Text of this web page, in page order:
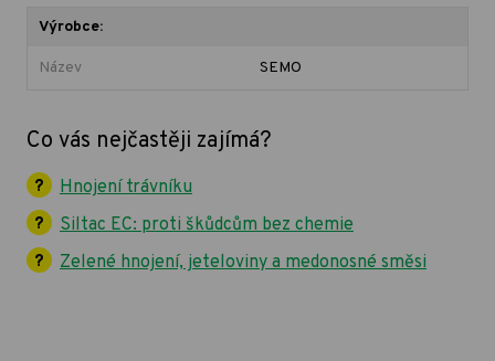
Výrobce:
Název SEMO
Co vás nejčastěji zajímá?
Hnojení trávníku
Siltac EC: proti škůdcům bez chemie
Zelené hnojení, jeteloviny a medonosné směsi